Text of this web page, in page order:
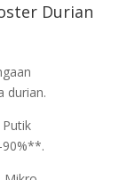
Durian
durian.